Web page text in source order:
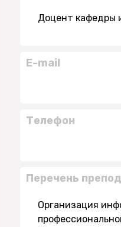
Доцент кафедры
E-mail
Телефон
Перечень
Организация